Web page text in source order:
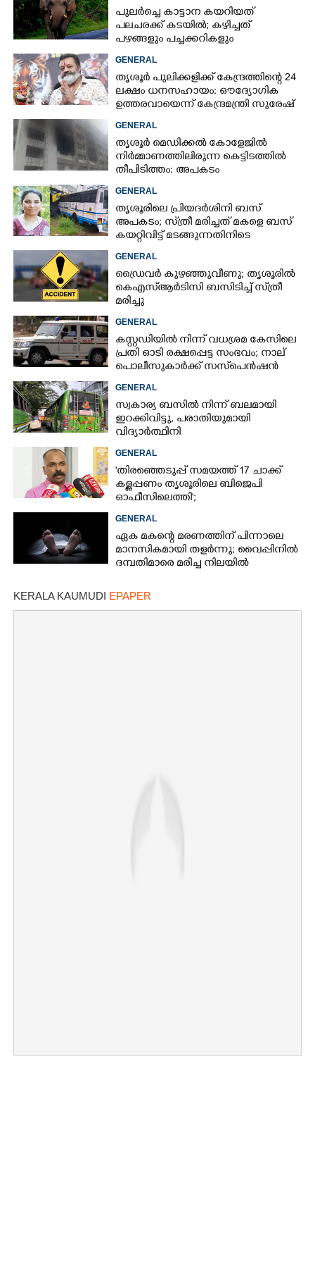
പുലർച്ചെ കാട്ടാന കയറിയത്
പലചരക്ക് കടയിൽ; കഴിച്ചത്
പഴങ്ങളും പച്ചക്കറികളും
GENERAL
തൃശൂർ പുലിക്കളിക്ക് കേന്ദ്രത്തിന്റെ 24
ലക്ഷം ധനസഹായം: ഔദ്യോഗിക
ഉത്തരവായെന്ന് കേന്ദ്രമന്ത്രി സുരേഷ്
GENERAL
തൃശൂർ മെഡിക്കൽ കോളേജിൽ
നിർമ്മാണത്തിലിരുന്ന കെട്ടിടത്തിൽ
തീപിടിത്തം: അപകടം
GENERAL
തൃശൂരിലെ പ്രിയദർശിനി ബസ്
അപകടം; സ്‌ത്രീ മരിച്ചത് മകളെ ബസ്
കയറ്റിവിട്ട് മടങ്ങുന്നതിനിടെ
GENERAL
ഡ്രൈവർ കുഴഞ്ഞുവീണു; തൃശൂരിൽ
കെഎസ്‌ആർടിസി ബസിടിച്ച് സ്‌ത്രീ
മരിച്ചു
GENERAL
കസ്റ്റഡിയിൽ നിന്ന് വധശ്രമ കേസിലെ
പ്രതി ഓടി രക്ഷപ്പെട്ട സംഭവം; നാല്
പൊലീസുകാർക്ക് സസ്‌പെൻഷൻ
GENERAL
സ്വകാര്യ ബസിൽ നിന്ന് ബലമായി
ഇറക്കിവിട്ടു, പരാതിയുമായി
വിദ്യാർത്ഥിനി
GENERAL
'തിരഞ്ഞെടുപ്പ് സമയത്ത് 17 ചാക്ക്
കള്ളപ്പണം തൃശൂരിലെ ബിജെപി
ഓഫീസിലെത്തി';
സെക്രട്ടറി
GENERAL
ഏക മകന്റെ മരണത്തിന് പിന്നാലെ
മാനസികമായി തളർന്നു; വൈപ്പിനിൽ
ദമ്പതിമാരെ മരിച്ച നിലയിൽ
KERALA KAUMUDI EPAPER